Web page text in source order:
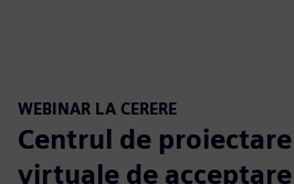
WEBINAR LA CERERE
Centrul de
virtuale de